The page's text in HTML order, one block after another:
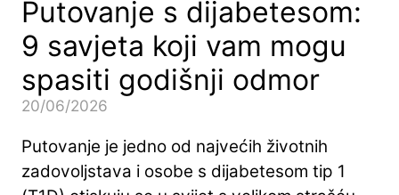
Putovanje s dijabetesom:
9 savjeta koji vam mogu
spasiti godišnji odmor
20/06/2026
Putovanje je jedno od najvećih životnih
zadovoljstava i osobe s dijabetesom tip 1